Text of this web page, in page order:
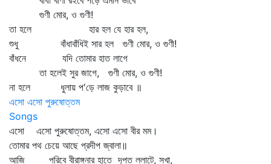
গুণী মোর, ও গুণী!
তা হলে হার হল যে হার হল,
শুধু বাঁধাবাঁধিই সার হল গুণী মোর, ও গুণী!
বাঁধনে যদি তোমার হাত লাগে
তা হলেই সুর জাগে, গুণী মোর, ও গুণী!
না হলে ধুলায় প'ড়ে লাজ কুড়াবে ॥
এসো এসো পুরুষোত্তম
Songs
এসো এসো পুরুষোত্তম, এসো এসো বীর মম।
তোমার পথ চেয়ে আছে প্রদীপ জ্বালা॥
আজি পরিবে বীরাঙ্গনার হাতে দৃপ্ত ললাটে, সখা,